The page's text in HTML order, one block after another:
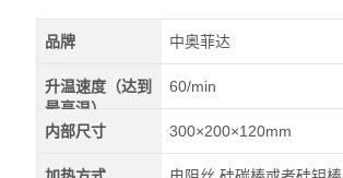
品牌 中奥菲达
升温速度（达到
最高温）
60/min
内部尺寸 300×200×120mm